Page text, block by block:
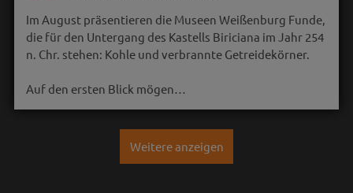
Im August präsentieren die Museen Weißenburg Funde,
die für den Untergang des Kastells Biriciana im Jahr 254
n. Chr. stehen: Kohle und verbrannte Getreidekörner.
Auf den ersten Blick mögen…
Weitere anzeigen